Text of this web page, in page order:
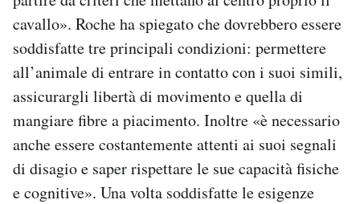
cavallo». Roche ha spiegato che dovrebbero essere
soddisfatte tre principali condizioni: permettere
all’animale di entrare in contatto con i suoi simili,
assicurargli libertà di movimento e quella di
mangiare fibre a piacimento. Inoltre «è necessario
anche essere costantemente attenti ai suoi segnali
di disagio e saper rispettare le sue capacità fisiche
e cognitive». Una volta soddisfatte le esigenze